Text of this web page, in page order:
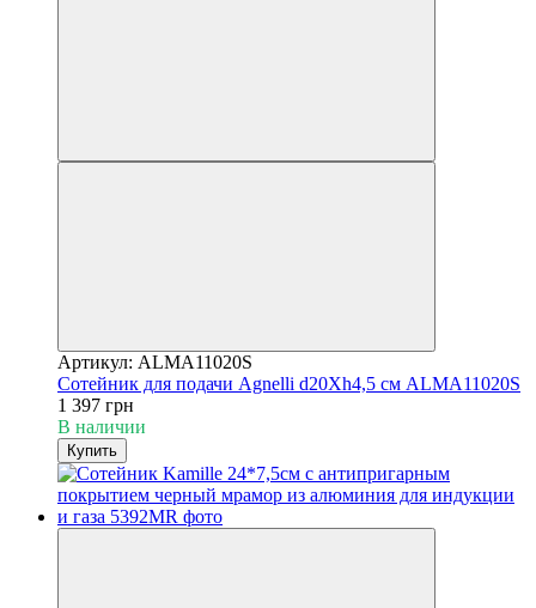
Артикул: ALMA11020S
Сотейник для подачи Agnelli d20Xh4,5 см ALMA11020S
1 397 грн
В наличии
Купить